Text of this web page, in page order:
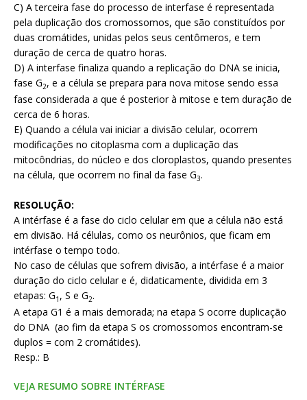
C) A terceira fase do processo de interfase é representada
pela duplicação dos cromossomos, que são constituídos por
duas cromátides, unidas pelos seus centômeros, e tem
duração de cerca de quatro horas.
D) A interfase finaliza quando a replicação do DNA se inicia,
fase G2, e a célula se prepara para nova mitose sendo essa
fase considerada a que é posterior à mitose e tem duração de
cerca de 6 horas.
E) Quando a célula vai iniciar a divisão celular, ocorrem
modificações no citoplasma com a duplicação das
mitocôndrias, do núcleo e dos cloroplastos, quando presentes
na célula, que ocorrem no final da fase G3.
RESOLUÇÃO:
A intérfase é a fase do ciclo celular em que a célula não está
em divisão. Há células, como os neurônios, que ficam em
intérfase o tempo todo.
No caso de células que sofrem divisão, a intérfase é a maior
duração do ciclo celular e é, didaticamente, dividida em 3
etapas: G1 , S e G2.
A etapa G1 é a mais demorada; na etapa S ocorre duplicação
do DNA (ao fim da etapa S os cromossomos encontram-se
duplos = com 2 cromátides).
Resp.: B
VEJA RESUMO SOBRE INTÉRFASE